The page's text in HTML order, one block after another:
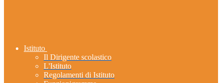
Istituto
Il Dirigente scolastico
L'Istituto
Regolamenti di Istituto